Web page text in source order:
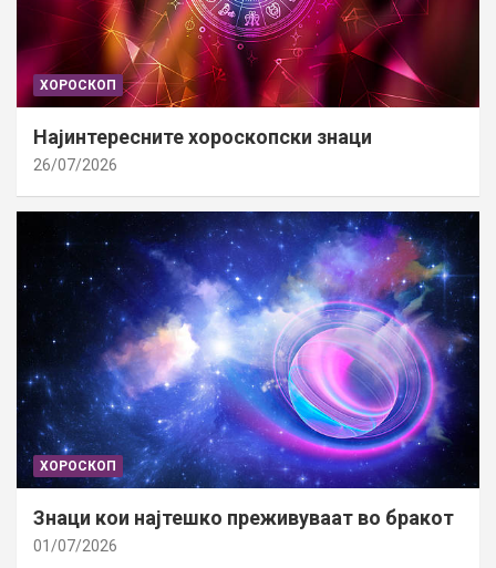
ХОРОСКОП
Најинтересните хороскопски знаци
26/07/2026
ХОРОСКОП
Знаци кои најтешко преживуваат во бракот
01/07/2026